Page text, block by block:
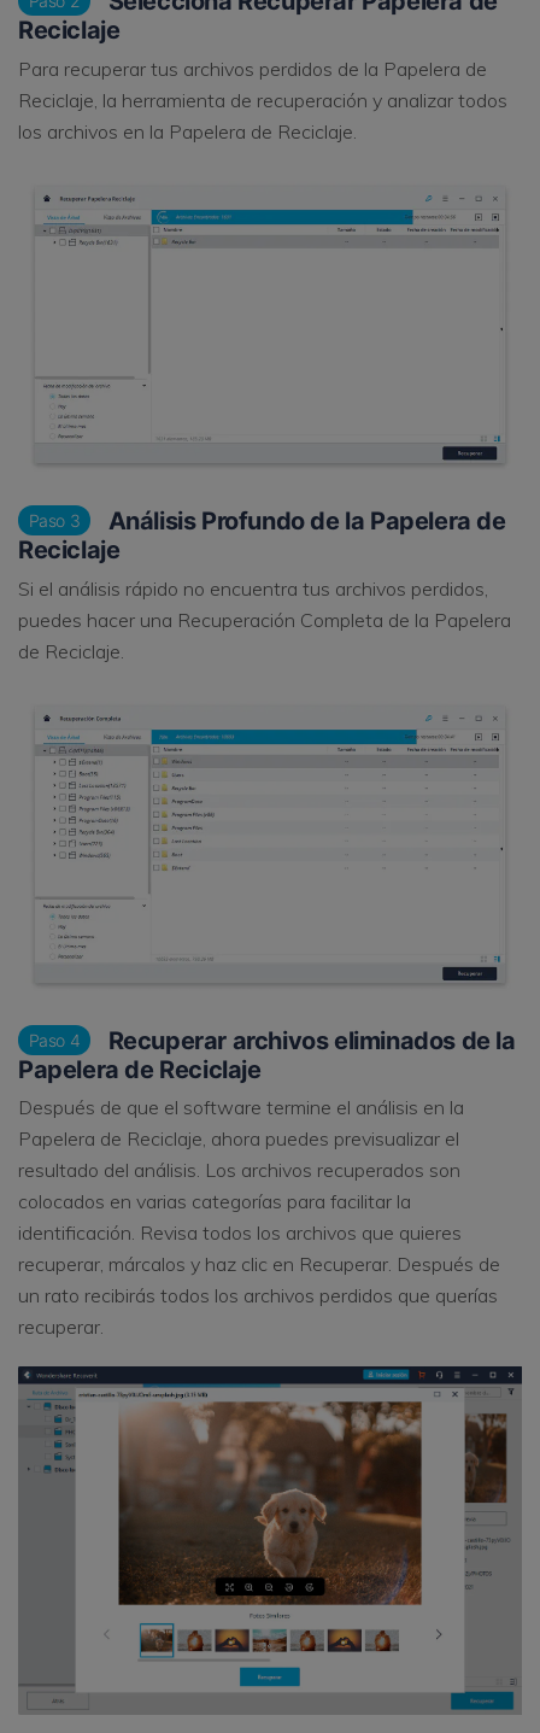
Reciclaje
Para recuperar tus archivos perdidos de la Papelera de
Reciclaje, la herramienta de recuperación y analizar todos
los archivos en la Papelera de Reciclaje.
Paso 3
Análisis Profundo de la Papelera de
Reciclaje
Si el análisis rápido no encuentra tus archivos perdidos,
puedes hacer una Recuperación Completa de la Papelera
de Reciclaje.
Paso 4
Recuperar archivos eliminados de la
Papelera de Reciclaje
Después de que el software termine el análisis en la
Papelera de Reciclaje, ahora puedes previsualizar el
resultado del análisis. Los archivos recuperados son
colocados en varias categorías para facilitar la
identificación. Revisa todos los archivos que quieres
recuperar, márcalos y haz clic en Recuperar. Después de
un rato recibirás todos los archivos perdidos que querías
recuperar.